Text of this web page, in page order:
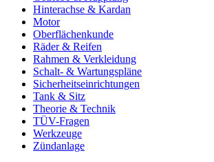
Hinterachse & Kardan
Motor
Oberflächenkunde
Räder & Reifen
Rahmen & Verkleidung
Schalt- & Wartungspläne
Sicherheitseinrichtungen
Tank & Sitz
Theorie & Technik
TÜV-Fragen
Werkzeuge
Zündanlage